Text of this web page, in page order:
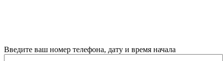
Введите ваш номер телефона, дату и время начала